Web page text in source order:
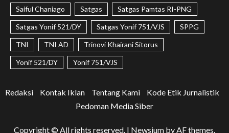
Saiful Chaniago Satgas Satgas Pamtas RI-PNG
Satgas Yonif 521/DY Satgas Yonif 751/VJS SPPG
TNI TNI AD Trinovi Khairani Sitorus
Yonif 521/DY Yonif 751/VJS
Redaksi Kontak Iklan Tentang Kami
Kode Etik Jurnalistik
Pedoman Media Siber
Copyright © All rights reserved. | Newsium by AF themes.